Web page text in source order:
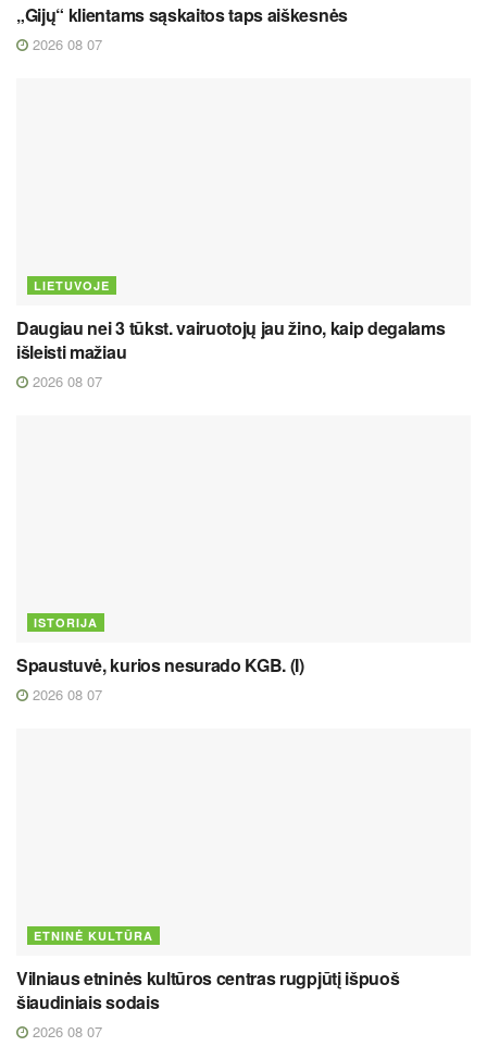
„Gijų“ klientams sąskaitos taps aiškesnės
2026 08 07
LIETUVOJE
Daugiau nei 3 tūkst. vairuotojų jau žino, kaip degalams
išleisti mažiau
2026 08 07
ISTORIJA
Spaustuvė, kurios nesurado KGB. (I)
2026 08 07
ETNINĖ KULTŪRA
Vilniaus etninės kultūros centras rugpjūtį išpuoš
šiaudiniais sodais
2026 08 07